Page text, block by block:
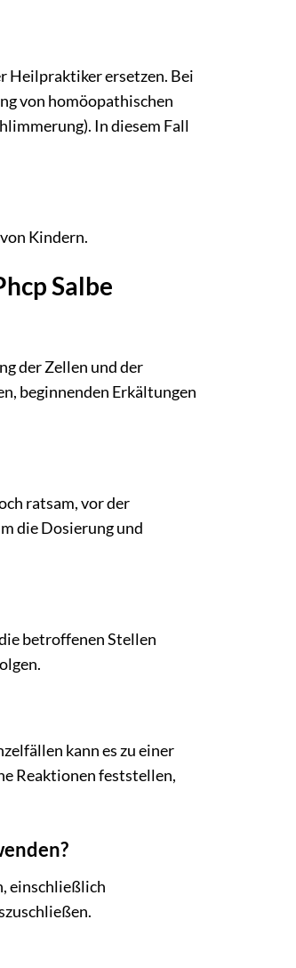
Heilpraktiker ersetzen. Bei
von homöopathischen
In diesem Fall
Kindern.
Salbe
der Zellen und der
beginnenden Erkältungen
ratsam, vor der
die Dosierung und
betroffenen Stellen
kann es zu einer
Reaktionen feststellen,
einschließlich